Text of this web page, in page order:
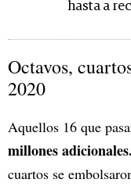
hasta a
Octavos,
2020
Aquellos 16 que
millones adicionales.
cuartos se